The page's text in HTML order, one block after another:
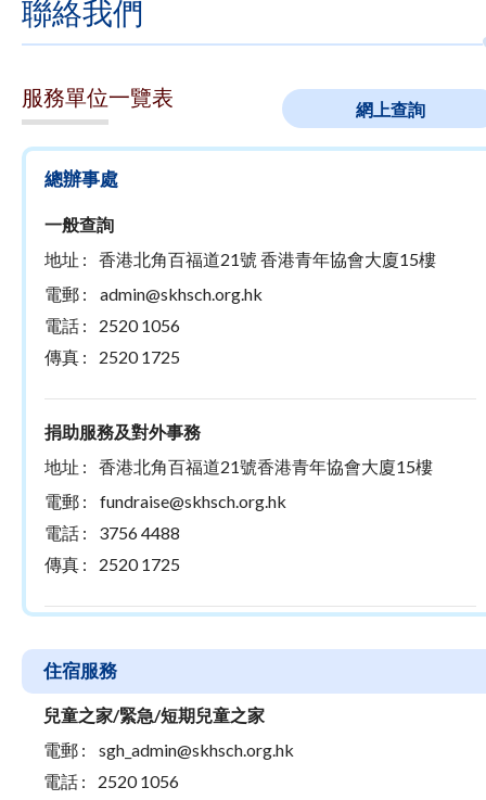
聯絡我們
網上查詢
服務單位一覽表
總辦事處
一般查詢
地址 :
香港北角百福道21號 香港青年協會大廈15樓
電郵 :
admin@skhsch.org.hk
電話 :
2520 1056
傳真 :
2520 1725
捐助服務及對外事務
地址 :
香港北角百福道21號香港青年協會大廈15樓
電郵 :
fundraise@skhsch.org.hk
電話 :
3756 4488
傳真 :
2520 1725
住宿服務
兒童之家/緊急/短期兒童之家
電郵 :
sgh_admin@skhsch.org.hk
電話 :
2520 1056